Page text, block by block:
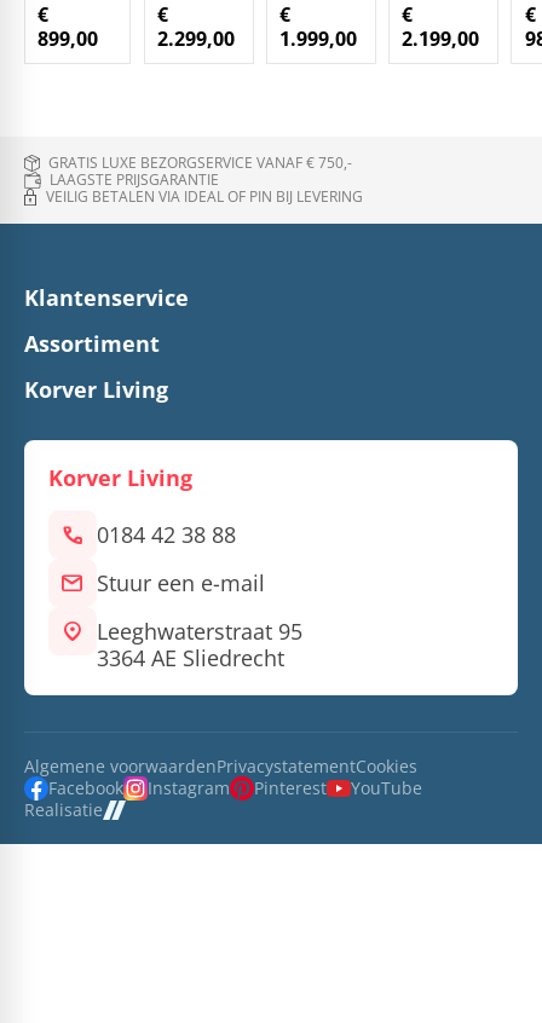
€
899,00
€
2.299,00
€
1.999,00
€
2.199,00
€
GRATIS LUXE BEZORGSERVICE VANAF € 750,-
LAAGSTE PRIJSGARANTIE
VEILIG BETALEN VIA IDEAL OF PIN BIJ LEVERING
Klantenservice
Assortiment
Korver Living
Korver Living
call 0184 42 38 88
mail Stuur een e-mail
location_on Leeghwaterstraat 95
3364 AE Sliedrecht
Algemene voorwaardenPrivacystatementCookies
Facebook
Instagram Pinterest
YouTube
Realisatie